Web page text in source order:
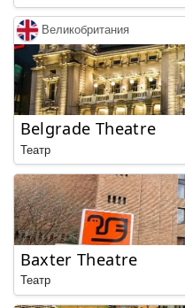
Великобритания
Belgrade Theatre
Театр
Baxter Theatre
Театр